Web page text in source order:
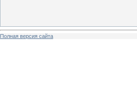
Полная версия сайта